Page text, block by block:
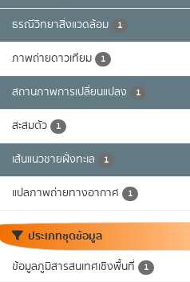
ธรณีวิทยาสิ่งแวดล้อม 1
ภาพถ่ายดาวเทียม 1
สถานภาพการเปลี่ยนแปลง 1
สะสมตัว 1
เส้นแนวชายฝั่งทะเล 1
แปลภาพถ่ายทางอากาศ 1
ประเภทชุดข้อมูล
ข้อมูลภูมิสารสนเทศเชิงพื้นที่ 1